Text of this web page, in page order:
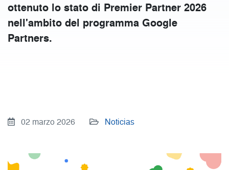
ottenuto lo stato di Premier Partner 2026
nell'ambito del programma Google
Partners.
02 marzo 2026 Noticias